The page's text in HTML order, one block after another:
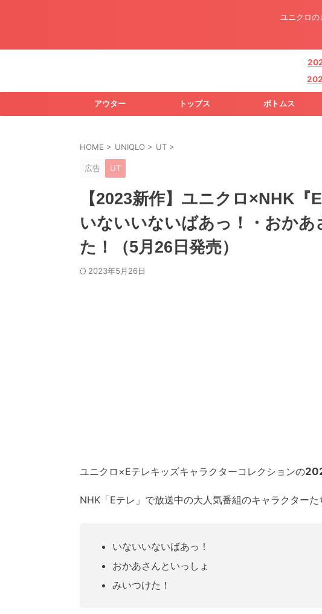
ユニクロ
アウター トップス ボトムス
HOME > UNIQLO > UT >
広告 UT
【2023新作】ユニクロ×NHK『
いないいないばあっ！・おか
た！（5月26日発売）
2023年5月26日
ユニクロ×Eテレキッズキャラクターコレクションの
NHK「Eテレ」で放送中の大人気番組のキャラクターた
いないいないばあっ！
おかあさんといっしょ
みいつけた！